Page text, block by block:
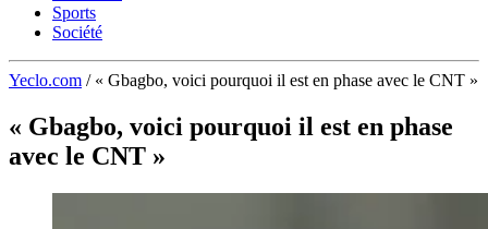
Sports
Société
Yeclo.com / « Gbagbo, voici pourquoi il est en phase avec le CNT »
« Gbagbo, voici pourquoi il est en phase
avec le CNT »